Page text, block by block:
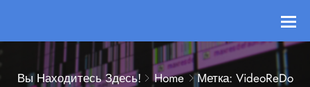
Вы Находитесь Здесь! Home Метка: VideoReDo